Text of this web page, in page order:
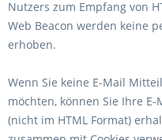
Nutzers zum Empfang von
Web Beacon werden keine
erhoben.
Wenn Sie keine E-Mail
möchten, können Sie Ihre
(nicht im HTML Format)